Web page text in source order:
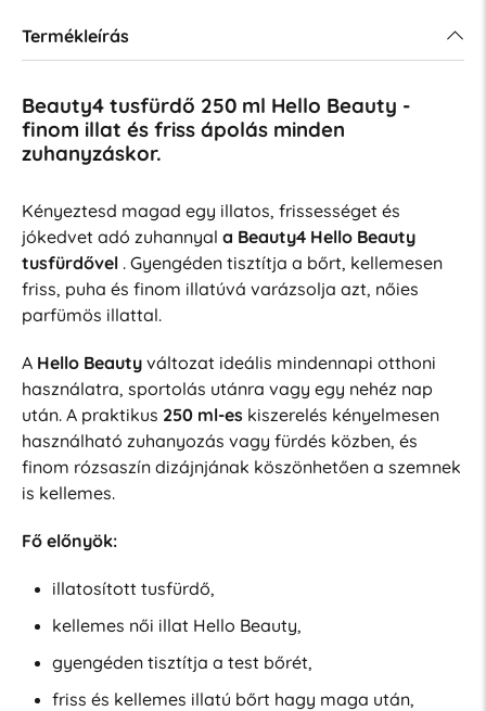
Termékleírás
Beauty4 tusfürdő 250 ml Hello Beauty -
finom illat és friss ápolás minden
zuhanyzáskor.
Kényeztesd magad egy illatos, frissességet és
jókedvet adó zuhannyal a Beauty4 Hello Beauty
tusfürdővel. Gyengéden tisztítja a bőrt, kellemesen
friss, puha és finom illatúvá varázsolja azt, nőies
parfümös illattal.
A Hello Beautyváltozat ideális mindennapi otthoni
használatra, sportolás utánra vagy egy nehéz nap
után. A praktikus 250 ml-eskiszerelés kényelmesen
használható zuhanyozás vagy fürdés közben, és
finom rózsaszín dizájnjának köszönhetően a szemnek
is kellemes.
Fő előnyök:
illatosított tusfürdő,
kellemes női illat Hello Beauty,
gyengéden tisztítja a test bőrét,
friss és kellemes illatú bőrt hagy maga után,